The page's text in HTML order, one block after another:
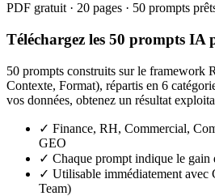
PDF gratuit · 20 pages · 50 prompts
Téléchargez les 50 prompts IA
50 prompts construits sur le framework
Contexte, Format), répartis en 6
vos données, obtenez un résultat
✓ Finance, RH, Commercial,
GEO
✓ Chaque prompt indique le gain
✓ Utilisable immédiatement avec
Team)